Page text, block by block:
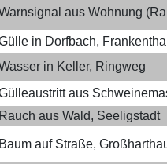
aus Wohnung
in Dorfbach, Frankenthal
in Keller, Ringweg
aus
Rauch aus Wald, Seeligstadt
Baum auf Straße,